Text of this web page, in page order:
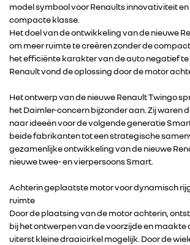
model symbool voor Renaults innovativiteit
compacte klasse.
Het doel van de ontwikkeling van de nieuwe
om meer ruimte te creëren zonder de
het efficiënte karakter van de auto negatief te
Renault vond de oplossing door de motor
Het ontwerp van de nieuwe Renault Twingo
het Daimler-concern bijzonder aan. Zij waren
naar ideeën voor de volgende generatie
beide fabrikanten tot een strategische
gezamenlijke ontwikkeling van de nieuwe
nieuwe twee- en vierpersoons Smart.
Achterin geplaatste motor voor dynamisch
ruimte
Door de plaatsing van de motor achterin,
bij het ontwerpen van de voorzijde en maakte
uiterst kleine draaicirkel mogelijk. Door de